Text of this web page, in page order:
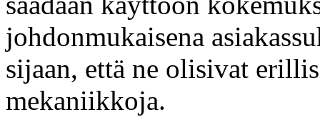
johdonmukaisena
sijaan, että ne olisivat
mekaniikkoja.